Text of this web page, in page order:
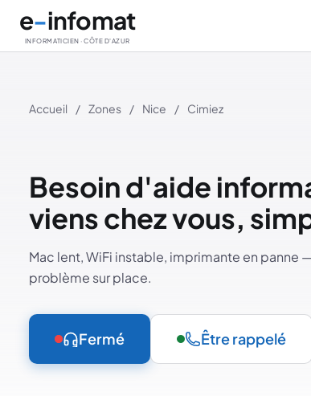
Aller au contenu principal
e-infomat
INFORMATICIEN · CÔTE D'AZUR
Accueil / Zones / Nice / Cimiez
Besoin d'aide
viens chez vous,
Mac lent, WiFi instable, imprimante en panne
problème sur place.
Fermé Être rappelé